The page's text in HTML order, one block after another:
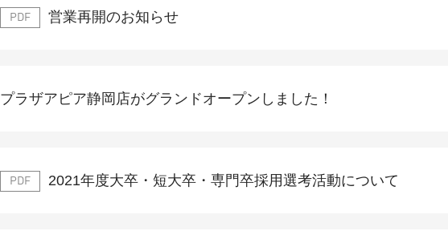
PDF 営業再開のお知らせ
プラザアピア静岡店がグランドオープンしました！
PDF 2021年度大卒・短大卒・専門卒採用選考活動について